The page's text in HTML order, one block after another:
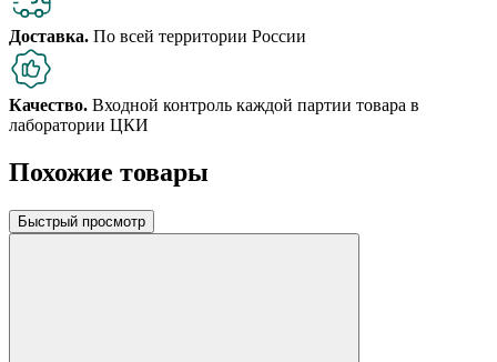
Доставка. По всей территории России
Качество. Входной контроль каждой партии товара в
лаборатории ЦКИ
Похожие товары
Быстрый просмотр